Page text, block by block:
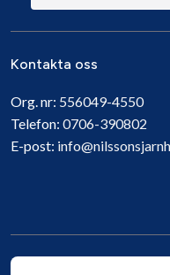
Kontakta oss
Org. nr: 556049-4550
Telefon: 0706-390802
E-post: